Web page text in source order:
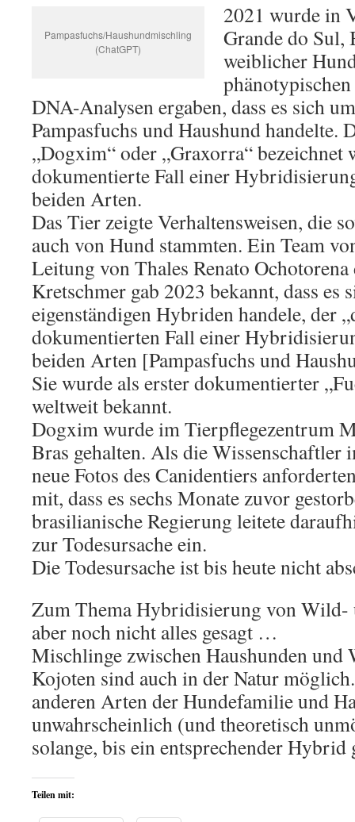
Pampasfuchs/Haushundmischling
(ChatGPT)
2021 wurde in
Grande do Sul,
weiblicher
DNA-Analysen ergaben, dass es sich
Pampasfuchs und Haushund handelte.
„Dogxim“ oder „Graxorra“ bezeichnet
dokumentierte Fall einer
beiden Arten.
Das Tier zeigte Verhaltensweisen, die
auch von Hund stammten. Ein Team
Leitung von Thales Renato
Kretschmer gab 2023 bekannt, dass es
eigenständigen Hybriden handele, der
dokumentierten Fall einer
beiden Arten [Pampasfuchs und
Sie wurde als erster dokumentierter
weltweit bekannt.
Dogxim wurde im Tierpflegezentrum
Bras gehalten. Als die Wissenschaftler
neue Fotos des Canidentiers
mit, dass es sechs Monate zuvor
brasilianische Regierung leitete
zur Todesursache ein.
Die Todesursache ist bis heute nicht
Zum Thema Hybridisierung von Wild-
aber noch nicht alles gesagt …
Mischlinge zwischen Haushunden und
Kojoten sind auch in der Natur
anderen Arten der Hundefamilie und
unwahrscheinlich (und theoretisch
solange, bis ein entsprechender
Teilen mit: